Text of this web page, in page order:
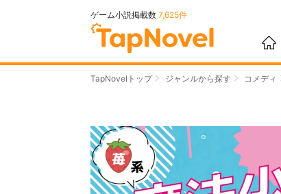
ゲーム小説掲載数 7,625件
TapNovelトップ ジャンルから探す コメディ